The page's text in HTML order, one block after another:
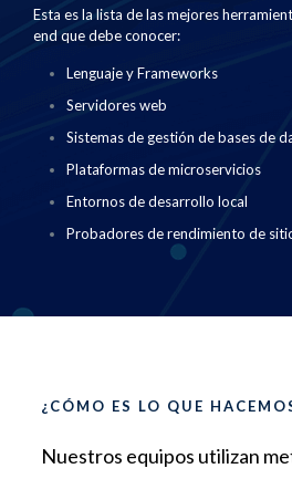
Esta es la lista de las mejores
end que debe conocer:
Lenguaje y Frameworks
Servidores web
Sistemas de gestión de bases de
Plataformas de microservicios
Entornos de desarrollo local
Probadores de rendimiento de
¿CÓMO ES LO QUE
Nuestros equipos utilizan